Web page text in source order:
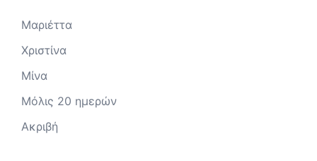
Μαριέττα
Χριστίνα
Μίνα
Μόλις 20 ημερών
Ακριβή